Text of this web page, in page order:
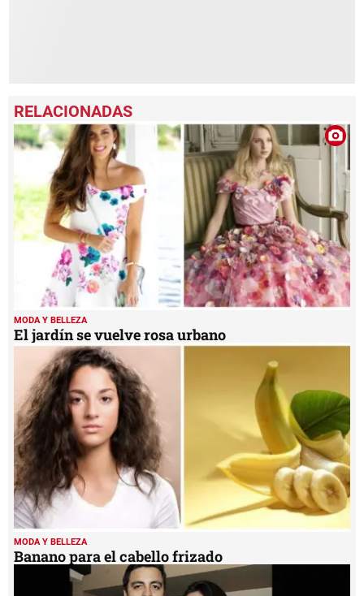
MODA Y BELLEZA
El jardín se vuelve rosa urbano
MODA Y BELLEZA
Banano para el cabello frizado